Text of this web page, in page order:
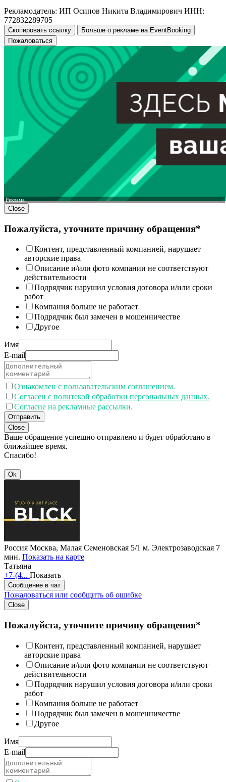
Рекламодатель: ИП Осипов Никита Владимирович ИНН:
772832289705
Скопировать ссылку
Больше о рекламе на EventBooking
Пожаловаться
Реклама
Close
Пожалуйста, уточните причину обращения*
Контент, представленный компанией, нарушает
авторские права
Описание и/или фото компании не соответствуют
действительности
Подрядчик нарушил условия договора и/или сроки
работ
Компания больше не работает
Подрядчик был замечен в мошенничестве
Другое
Имя
E-mail
Ознакомлен с пользавательским соглашением.
Согласен с политекой обработки персональных данных.
Согласие на рекламные рассылки.
Отправить
Close
Ваше обращение успешно отправлено и будет обработано в
ближайшее время.
Спасибо!
Ok
Россия Москва, Малая Семеновская 5/1 м. Электрозаводская 7
мин. Показать на карте
Татьяна
+7-(4... Показать
Сообщение в чат
Пожаловаться или сообщить об ошибке
Close
Пожалуйста, уточните причину обращения*
Контент, представленный компанией, нарушает
авторские права
Описание и/или фото компании не соответствуют
действительности
Подрядчик нарушил условия договора и/или сроки
работ
Компания больше не работает
Подрядчик был замечен в мошенничестве
Другое
Имя
E-mail